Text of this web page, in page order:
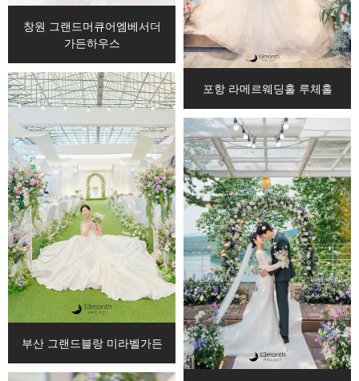
창원 그랜드머큐어엠베서더
가든하우스
포항 라메르웨딩홀 루체홀
부산 그랜드블랑 미라벨가든